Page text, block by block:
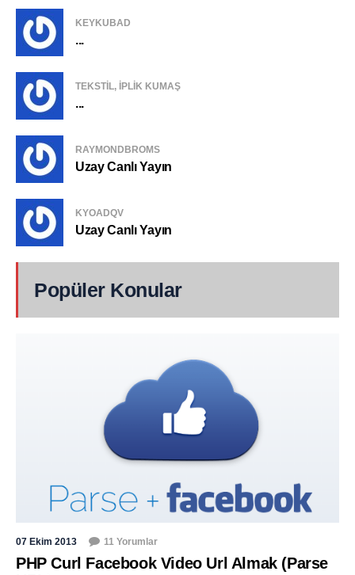
KEYKUBAD
...
TEKSTIL, IPLIK KUMAŞ
...
RAYMONDBROMS
Uzay Canlı Yayın
KYOADQV
Uzay Canlı Yayın
Popüler Konular
07 Ekim 2013 11 Yorumlar
PHP Curl Facebook Video Url Almak (Parse